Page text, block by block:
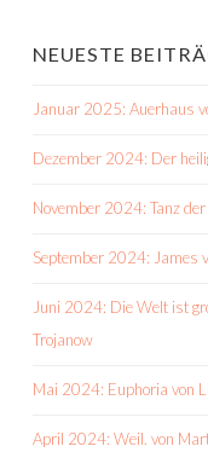
NEUESTE
Januar 2025: Auerhaus
Dezember 2024: Der
November 2024: Tanz
September 2024: James
Juni 2024: Die Welt ist
Trojanow
Mai 2024: Euphoria von
April 2024: Weil. von